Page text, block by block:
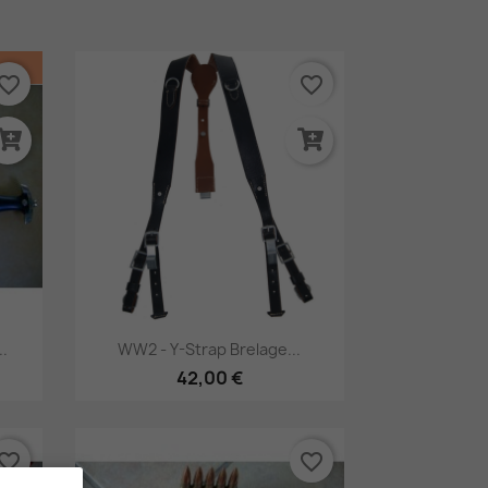
 Aperçu rapide
WW2 - Y-Strap Brelage...
42,00 €
favorite_border
favorite_border